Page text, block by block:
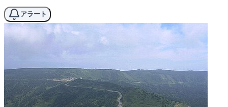
アラート